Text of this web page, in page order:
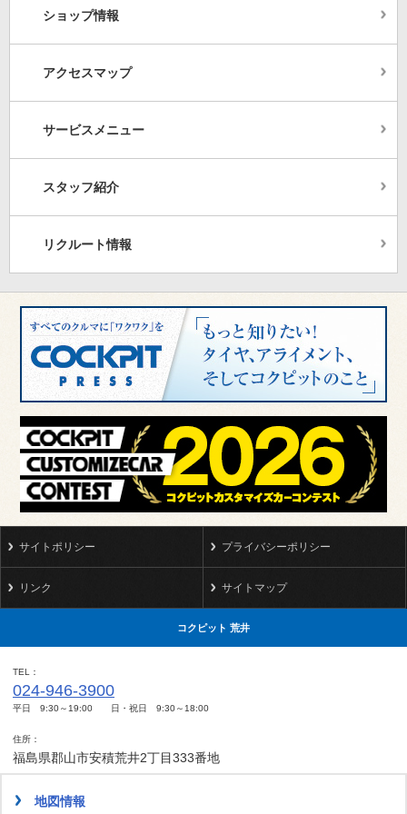
ショップ情報
アクセスマップ
サービスメニュー
スタッフ紹介
リクルート情報
サイトポリシー プライバシーポリシー
リンク サイトマップ
コクピット 荒井
TEL
024-946-3900
平日 9:30～19:00 日・祝日 9:30～18:00
住所
福島県郡山市安積荒井2丁目333番地
地図情報